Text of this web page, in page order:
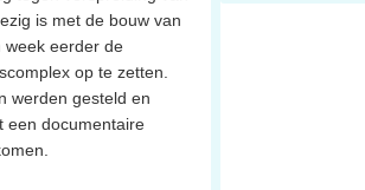
is met de bouw van
week eerder de
op te zetten.
werden gesteld en
een documentaire